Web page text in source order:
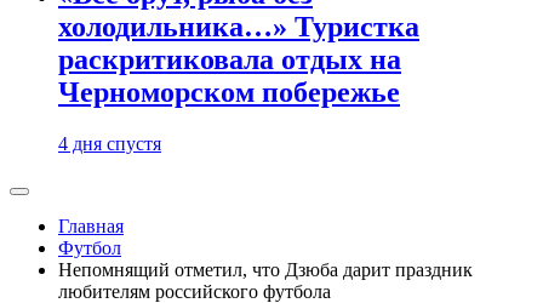
холодильника…» Туристка
раскритиковала отдых на
Черноморском побережье
4 дня спустя
Главная
Футбол
Непомнящий отметил, что Дзюба дарит праздник
любителям российского футбола